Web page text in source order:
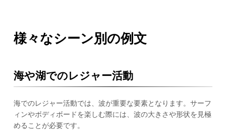
様々なシーン別の例文
海や湖でのレジャー活動
海でのレジャー活動では、波が重要な要素となります。サーフ
ィンやボディボードを楽しむ際には、波の大きさや形状を見極
めることが必要です。